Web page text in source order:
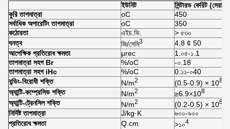
ইউনিট
সিন্টারড ফেরিট
কুরি তাপমাত্রা
oC
450
সর্বাধিক অপারেটিং তাপমাত্রা
oC
350
কঠোরতা
এইচ.ভি.
> ৫৩০
ঘনত্ব
জি/সেমি3
4.8 ¢ 50
আপেক্ষিক প্রতিরোধ ক্ষমতা
μrec
1.০৫-১.1
তাপমাত্রা সহগ Br
%/oC
-০.18
তাপমাত্রা সহগ iHc
%/oC
0.১১-০40
বন্ডিং-বিরোধী শক্তি
N/m2 (0.5-0.9) × 108
অ্যান্টি-কম্প্রেসিভ শক্তি N/m2 ≥6.9×108
অ্যান্টি-ট্রেনসিল শক্তি N/m2 (0.2-0.5) × 108
নির্দিষ্ট তাপমাত্রা J/kg·K
৬০০-৯০০
প্রতিরোধ ক্ষমতা
Q.cm >১০4